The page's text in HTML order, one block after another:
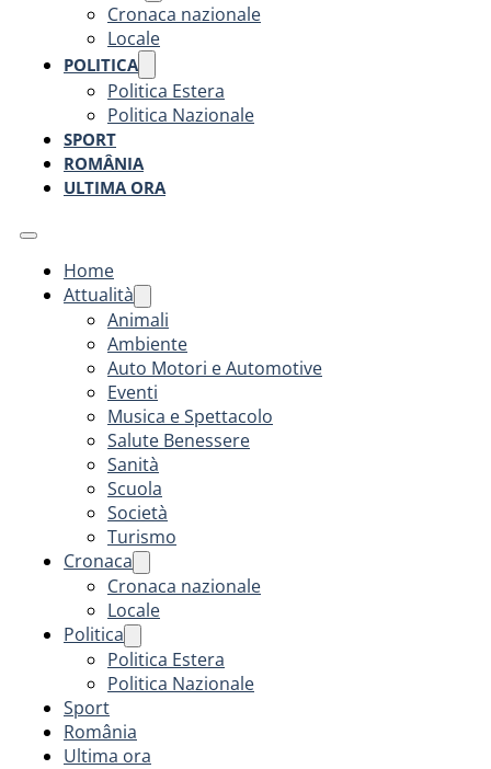
Cronaca nazionale
Locale
POLITICA
Politica Estera
Politica Nazionale
SPORT
ROMÂNIA
ULTIMA ORA
Home
Attualità
Animali
Ambiente
Auto Motori e Automotive
Eventi
Musica e Spettacolo
Salute Benessere
Sanità
Scuola
Società
Turismo
Cronaca
Cronaca nazionale
Locale
Politica
Politica Estera
Politica Nazionale
Sport
România
Ultima ora